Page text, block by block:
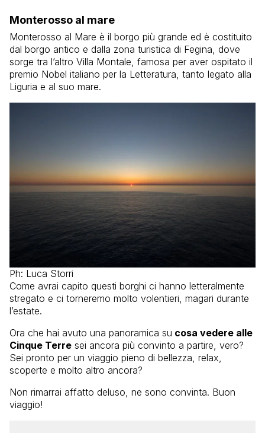
Monterosso al mare
Monterosso al Mare è il borgo più grande ed è costituito
dal borgo antico e dalla zona turistica di Fegina, dove
sorge tra l’altro Villa Montale, famosa per aver ospitato il
premio Nobel italiano per la Letteratura, tanto legato alla
Liguria e al suo mare.
Ph: Luca Storri
Come avrai capito questi borghi ci hanno letteralmente
stregato e ci torneremo molto volentieri, magari durante
l’estate.
Ora che hai avuto una panoramica su cosa vedere alle
Cinque Terre sei ancora più convinto a partire, vero?
Sei pronto per un viaggio pieno di bellezza, relax,
scoperte e molto altro ancora?
Non rimarrai affatto deluso, ne sono convinta. Buon
viaggio!